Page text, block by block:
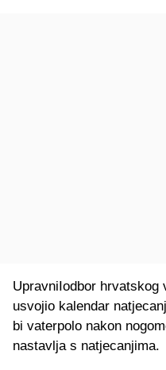
UpravniIodbor hrvatskog
usvojio kalendar
bi vaterpolo nakon
nastavlja s natjecanjima.